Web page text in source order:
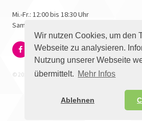
Wir nutzen Cookies, um den
Webseite zu analysieren.
Nutzung unserer Webseite
übermittelt. Mehr Infos
Ablehnen
Mi.-Fr.: 12:00 bis 18:30 Uhr
Samstag: 10:00 bis 17:00 Uhr
© 2026 - Bäng Bäng Comicbuchhandlung